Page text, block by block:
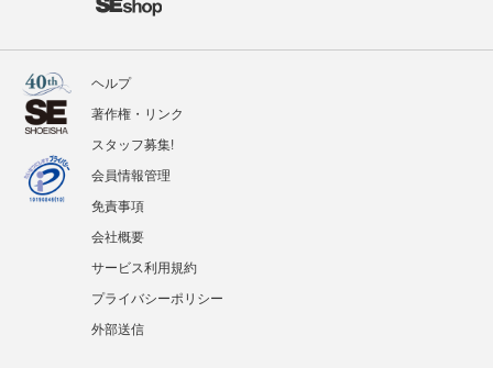
ヘルプ
著作権・リンク
スタッフ募集!
会員情報管理
免責事項
会社概要
サービス利用規約
プライバシーポリシー
外部送信